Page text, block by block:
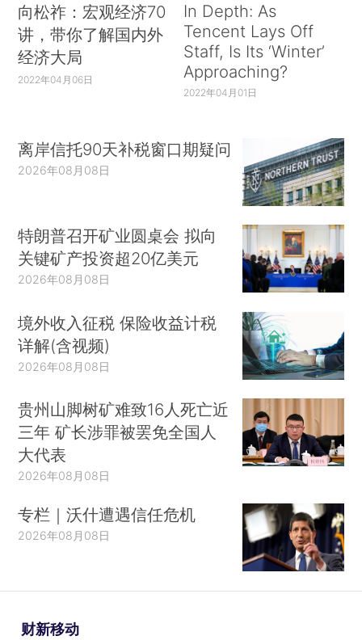
向松祚：宏观经济70
讲，带你了解国内外
经济大局
2022年04月06日
In Depth: As
Tencent Lays Off
Staff, Is Its ‘Winter’
Approaching?
2022年04月01日
离岸信托90天补税窗口期疑问
2026年08月08日
特朗普召开矿业圆桌会 拟向
关键矿产投资超20亿美元
2026年08月08日
境外收入征税 保险收益计税
详解(含视频)
2026年08月08日
贵州山脚树矿难致16人死亡近
三年 矿长涉罪被罢免全国人
大代表
2026年08月08日
专栏｜沃什遭遇信任危机
2026年08月08日
财新移动